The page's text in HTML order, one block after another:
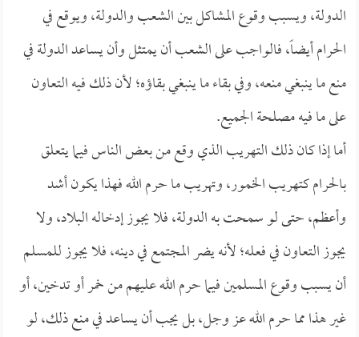
الدولة، ويسبب وقوع المشاكل بين الشعب والدولة، ويوقع في
الحرام أيضاً، فالواجب على الشعب أن يمتثل وأن يساعد الدولة في
منع ما ينبغي منعه، وفي بقاء ما ينبغي بقاؤه؛ لأن ذلك فيه التعاون
على ما فيه مصلحة الجميع.
أما إذا كان ذلك التهريب الذي وقع من بعض الناس فيما يتعلق
بالحرام كتهريب الخمور، وتهريب ما حرم الله فهذا يكون أشد
وأعظم، حتى لو سمحت به الدولة، فلا يجوز إدخاله البلاد، ولا
يجوز التعاون في فعله؛ لأنه يضر المجتمع في دينه، فلا يجوز للمسلم
أن يسبب وقوع المسلمين فيما حرم الله عليهم من خمر أو تدخين، أو
غير هذا مما حرم الله عز وجل، بل يجب أن يساعد في منع ذلك، لو